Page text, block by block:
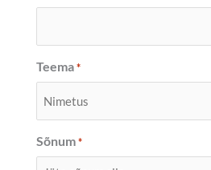
Teema *
Sõnum *